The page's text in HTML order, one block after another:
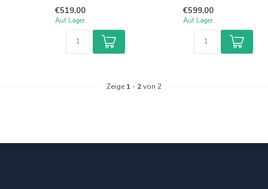
€519,00
Auf Lager
€599,00
Auf Lager
Zeige 1 - 2von 2